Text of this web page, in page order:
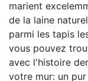
marient
de la laine
parmi les tapis
vous pouvez
avec l'histoire
votre mur: un